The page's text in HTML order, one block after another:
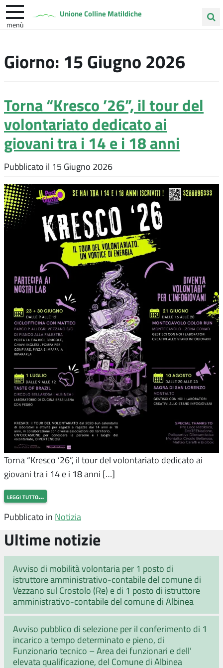
Unione Colline Matildiche
menù
sito
Giorno: 15 Giugno 2026
Torna “Kresco ’26”, il tour del
volontariato dedicato ai
giovani tra i 14 e i 18 anni
Pubblicato il 15 Giugno 2026
Torna “Kresco ’26”, il tour del volontariato dedicato ai
giovani tra i 14 e i 18 anni […]
leggi tutto…
Pubblicato in Notizia
Ultime notizie
Avviso di mobilità volontaria per 1 posto di
istruttore amministrativo-contabile del comune di
Vezzano sul Crostolo (Re) e di 1 posto di istruttore
amministrativo-contabile del comune di Albinea
Avviso pubblico di selezione per il conferimento di 1
incarico a tempo determinato e pieno, di
Funzionario tecnico – Area dei funzionari e dell’
elevata qualificazione, del Comune di Albinea